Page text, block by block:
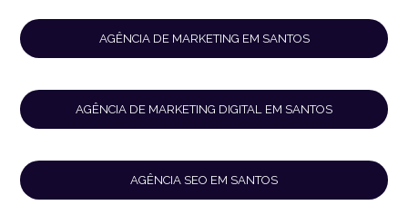
AGÊNCIA DE MARKETING EM SANTOS
AGÊNCIA DE MARKETING DIGITAL EM SANTOS
AGÊNCIA SEO EM SANTOS